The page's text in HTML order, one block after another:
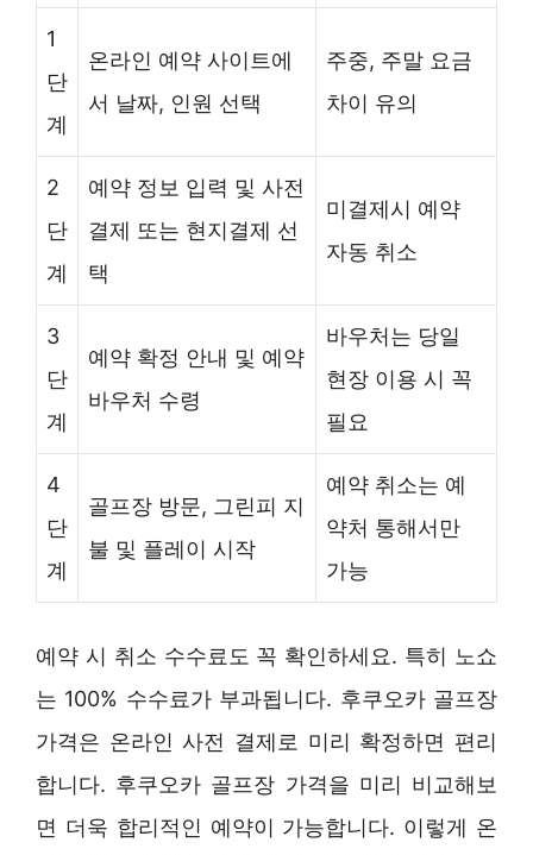
1
단
계
온라인 예약 사이트에
서 날짜, 인원 선택
주중, 주말 요금
차이 유의
2
단
계
예약 정보 입력 및 사전
결제 또는 현지결제 선
택
미결제시 예약
자동 취소
3
단
계
예약 확정 안내 및 예약
바우처 수령
바우처는 당일
현장 이용 시 꼭
필요
4
단
계
골프장 방문, 그린피 지
불 및 플레이 시작
예약 취소는 예
약처 통해서만
가능
예약 시 취소 수수료도 꼭 확인하세요. 특히 노쇼
는 100% 수수료가 부과됩니다. 후쿠오카 골프장
가격은 온라인 사전 결제로 미리 확정하면 편리
합니다. 후쿠오카 골프장 가격을 미리 비교해보
면 더욱 합리적인 예약이 가능합니다. 이렇게 온